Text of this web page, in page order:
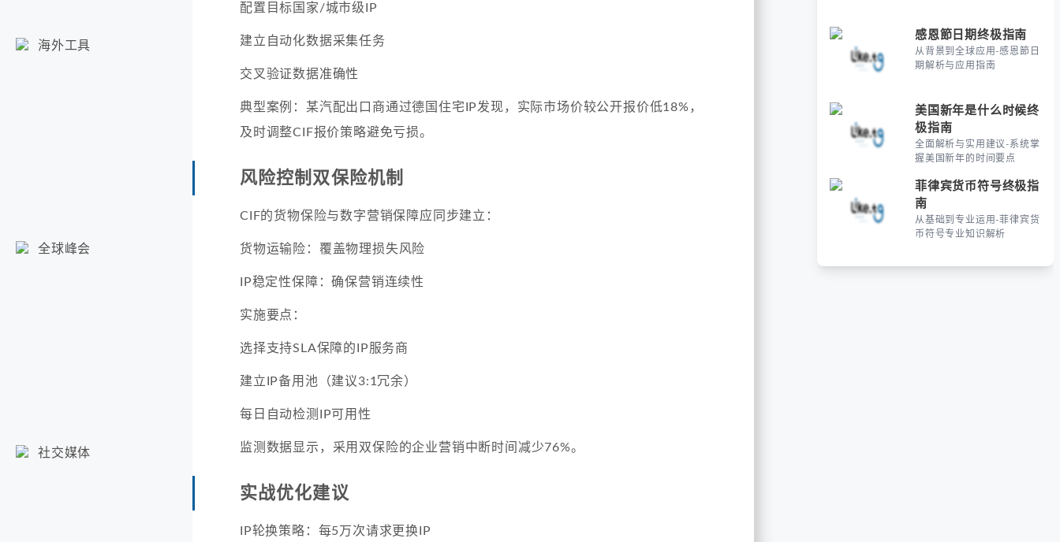
海外工具
全球峰会
社交媒体
配置目标国家/城市级IP
建立自动化数据采集任务
交叉验证数据准确性
典型案例：某汽配出口商通过德国住宅IP发现，实际市场价较公开报价低18%，
及时调整CIF报价策略避免亏损。
风险控制双保险机制
CIF的货物保险与数字营销保障应同步建立：
货物运输险：覆盖物理损失风险
IP稳定性保障：确保营销连续性
实施要点：
选择支持SLA保障的IP服务商
建立IP备用池（建议3:1冗余）
每日自动检测IP可用性
监测数据显示，采用双保险的企业营销中断时间减少76%。
实战优化建议
IP轮换策略：每5万次请求更换IP
感恩節日期终极指南
从背景到全球应用-感恩節日
期解析与应用指南
美国新年是什么时候终
极指南
全面解析与实用建议-系统掌
握美国新年的时间要点
菲律宾货币符号终极指
南
从基础到专业运用-菲律宾货
币符号专业知识解析